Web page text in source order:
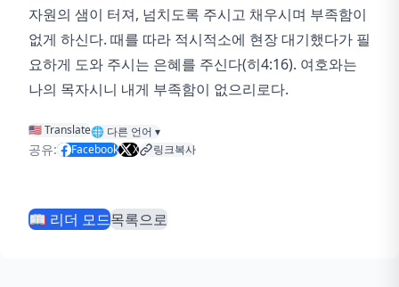
자원의 샘이 터져, 넘치도록 주시고 채우시며 부족함이
없게 하신다. 때를 따라 적시적소에 현장 대기했다가 필
요하게 도와 주시는 은혜를 주신다(히4:16). 여호와는
나의 목자시니 내게 부족함이 없으리로다.
🇺🇸 Translate🌐 다른 언어 ▾
공유: Facebook X 링크복사
📖 리더 모드목록으로